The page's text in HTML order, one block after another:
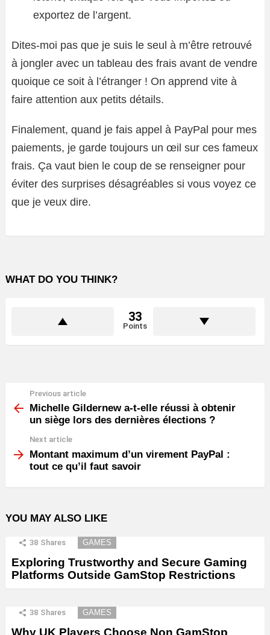
exportez de l’argent.
Dites-moi pas que je suis le seul à m’être retrouvé
à jongler avec un tableau des frais avant de vendre
quoique ce soit à l’étranger ! On apprend vite à
faire attention aux petits détails.
Finalement, quand je fais appel à PayPal pour mes
paiements, je garde toujours un œil sur ces fameux
frais. Ça vaut bien le coup de se renseigner pour
éviter des surprises désagréables si vous voyez ce
que je veux dire.
WHAT DO YOU THINK?
33
Points
more
Previous article
Michelle Gildernew a-t-elle réussi à obtenir
un siège lors des dernières élections ?
Next article
Montant maximum d’un virement PayPal :
tout ce qu’il faut savoir
YOU MAY ALSO LIKE
38 Shares GAMES
Exploring Trustworthy and Secure Gaming
Platforms Outside GamStop Restrictions
38 Shares GAMES
Why UK Players Choose Non GamStop